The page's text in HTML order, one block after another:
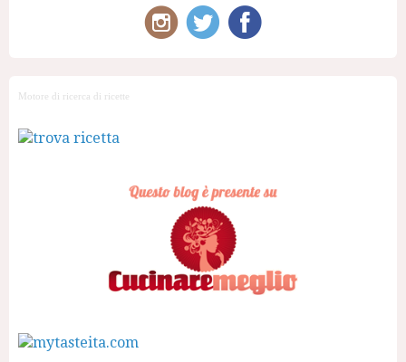
Motore di ricerca di ricette